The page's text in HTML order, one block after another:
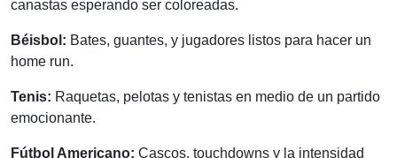
canastas esperando ser coloreadas.
Béisbol: Bates, guantes, y jugadores listos para hacer un
home run.
Tenis: Raquetas, pelotas y tenistas en medio de un partido
emocionante.
Fútbol Americano: Cascos, touchdowns y la intensidad